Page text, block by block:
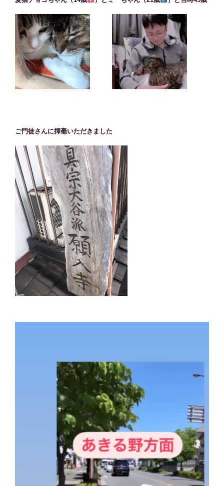
ご門徒さんに揮毫いただきました